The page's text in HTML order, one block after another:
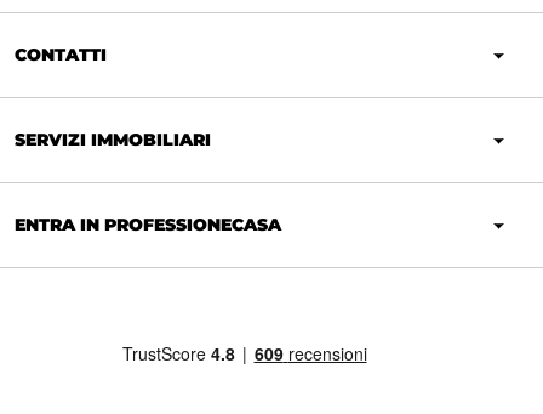
CONTATTI
SERVIZI IMMOBILIARI
ENTRA IN PROFESSIONECASA